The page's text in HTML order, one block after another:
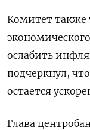
Комитет также
‌ослабить
подчеркнул,
остается
Глава